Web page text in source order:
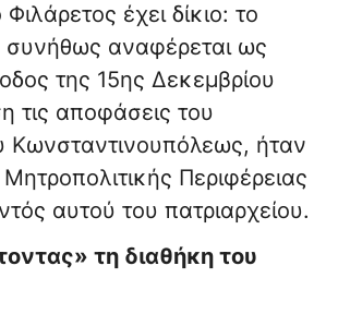
έχει δίκιο: το
συνήθως αναφέρεται ως
της 15ης Δεκεμβρίου
τις αποφάσεις του
Κωνσταντινουπόλεως, ήταν
Περιφέρειας
αυτού του πατριαρχείου.
τη διαθήκη του